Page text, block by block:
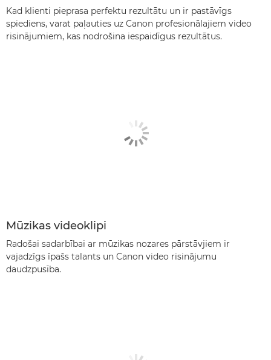
Kad klienti pieprasa perfektu rezultātu un ir pastāvīgs
spiediens, varat paļauties uz Canon profesionālajiem video
risinājumiem, kas nodrošina iespaidīgus rezultātus.
Mūzikas videoklipi
Radošai sadarbībai ar mūzikas nozares pārstāvjiem ir
vajadzīgs īpašs talants un Canon video risinājumu
daudzpusība.